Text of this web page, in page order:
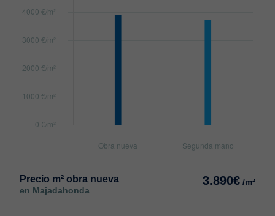
Precio m² obra nueva
en Majadahonda
3.890€ /m²